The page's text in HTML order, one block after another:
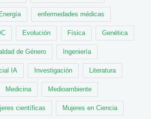
Energía enfermedades médicas
Evolución Física Genética
de Género Ingeniería
IA Investigación Literatura
Medicina Medioambiente
científicas Mujeres en Ciencia